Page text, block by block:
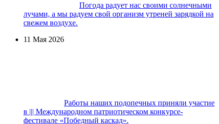
Погода радует нас своими солнечными
лучами, а мы радуем свой организм утреней зарядкой на
свежем воздухе.
11 Мая 2026
Работы наших подопечных приняли участие
в ||| Международном патриотическом конкурсе-
фестивале «Победный каскад».